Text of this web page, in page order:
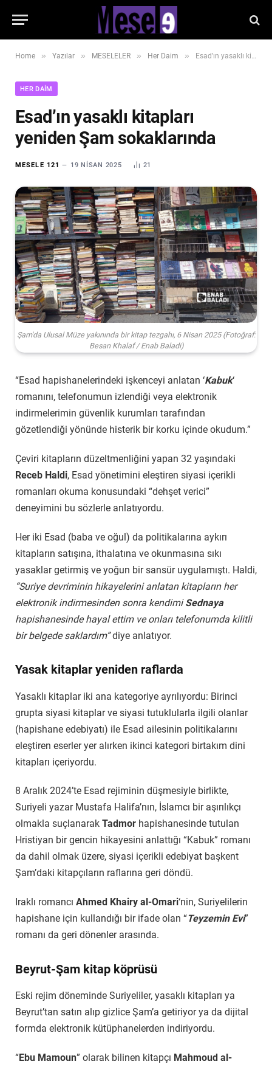
Home » Yazılar » MESELELER » Her Daim » Esad’ın yasaklı kitapları yeniden Şam sokaklarında
HER DAIM
Esad’ın yasaklı kitapları
yeniden Şam sokaklarında
MESELE 121 19 NISAN 2025 21
Şam'da Ulusal Müze yakınında bir kitap tezgahı, 6 Nisan 2025 (Fotoğraf:
Besan Khalaf / Enab Baladi)
“Esad hapishanelerindeki işkenceyi anlatan ‘Kabuk‘
romanını, telefonumun izlendiği veya elektronik
indirmelerimin güvenlik kurumları tarafından
gözetlendiği yönünde histerik bir korku içinde okudum.”
Çeviri kitapların düzeltmenliğini yapan 32 yaşındaki
Receb Haldi, Esad yönetimini eleştiren siyasi içerikli
romanları okuma konusundaki “dehşet verici”
deneyimini bu sözlerle anlatıyordu.
Her iki Esad (baba ve oğul) da politikalarına aykırı
kitapların satışına, ithalatına ve okunmasına sıkı
yasaklar getirmiş ve yoğun bir sansür uygulamıştı. Haldi,
“Suriye devriminin hikayelerini anlatan kitapların her
elektronik indirmesinden sonra kendimiSednaya
hapishanesinde hayal ettim ve onları telefonumda kilitli
bir belgede saklardım”diye anlatıyor.
Yasak kitaplar yeniden raflarda
Yasaklı kitaplar iki ana kategoriye ayrılıyordu: Birinci
grupta siyasi kitaplar ve siyasi tutuklularla ilgili olanlar
(hapishane edebiyatı) ile Esad ailesinin politikalarını
eleştiren eserler yer alırken ikinci kategori birtakım dini
kitapları içeriyordu.
8 Aralık 2024’te Esad rejiminin düşmesiyle birlikte,
Suriyeli yazar Mustafa Halifa’nın, İslamcı bir aşırılıkçı
olmakla suçlanarak Tadmor hapishanesinde tutulan
Hristiyan bir gencin hikayesini anlattığı “Kabuk” romanı
da dahil olmak üzere, siyasi içerikli edebiyat başkent
Şam’daki kitapçıların raflarına geri döndü.
Iraklı romancı Ahmed Khairy al-Omari‘nin, Suriyelilerin
hapishane için kullandığı bir ifade olan “Teyzemin Evi”
romanı da geri dönenler arasında.
Beyrut-Şam kitap köprüsü
Eski rejim döneminde Suriyeliler, yasaklı kitapları ya
Beyrut’tan satın alıp gizlice Şam’a getiriyor ya da dijital
formda elektronik kütüphanelerden indiriyordu.
“Ebu Mamoun” olarak bilinen kitapçı Mahmoud al-